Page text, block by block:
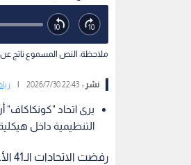
ملاحظة: النص المسموع ناتج عن
نشر :22:43 2026/7/30
يرى اتحاد "كونكاكاف"
التنظيمية داخل